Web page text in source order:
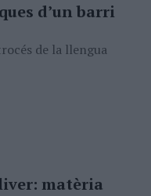
d’un barri
de la llengua
matèria